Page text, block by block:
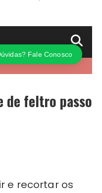
de feltro passo
e recortar os